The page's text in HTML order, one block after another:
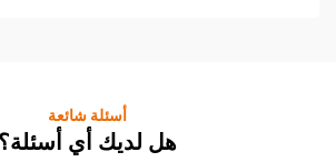
أسئلة شائعة
هل لديك أي أسئلة؟